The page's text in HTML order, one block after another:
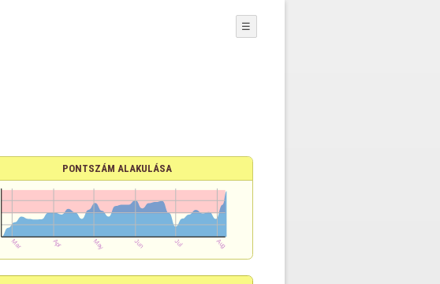
☰
PONTSZÁM ALAKULÁSA